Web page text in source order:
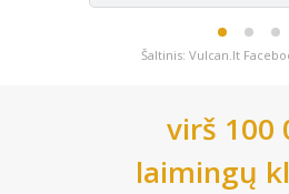
Šaltinis: Vulcan.lt
virš 100
laimingų